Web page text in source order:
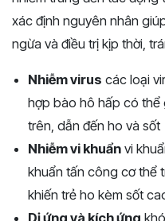
xác định nguyên nhân
ngừa và điều trị kịp thời,
Nhiễm virus các loại
hợp bào hô hấp có thể
trên, dẫn đến ho và sốt
Nhiễm vi khuẩn vi
khuẩn tấn công cơ thể
khiến trẻ ho kèm sốt